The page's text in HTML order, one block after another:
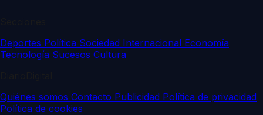
Deportes Política Sociedad Internacional Economía
Tecnología Sucesos Cultura
Quiénes somos Contacto Publicidad Política de privacidad
Política de cookies